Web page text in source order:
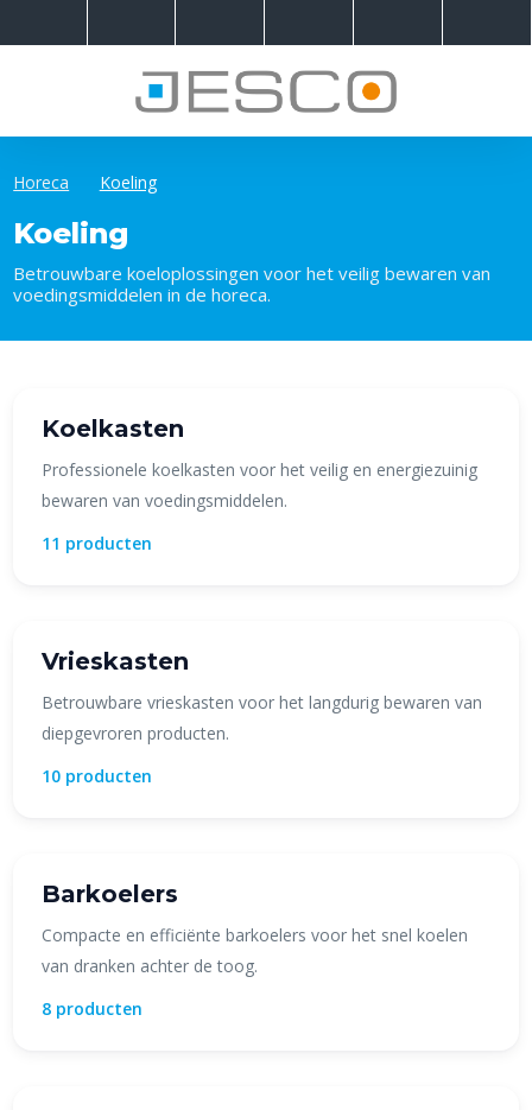
Horeca Koeling
Koeling
Betrouwbare koeloplossingen voor het veilig bewaren van
voedingsmiddelen in de horeca.
Koelkasten
Professionele koelkasten voor het veilig en energiezuinig
bewaren van voedingsmiddelen.
11 producten
Vrieskasten
Betrouwbare vrieskasten voor het langdurig bewaren van
diepgevroren producten.
10 producten
Barkoelers
Compacte en efficiënte barkoelers voor het snel koelen
van dranken achter de toog.
8 producten